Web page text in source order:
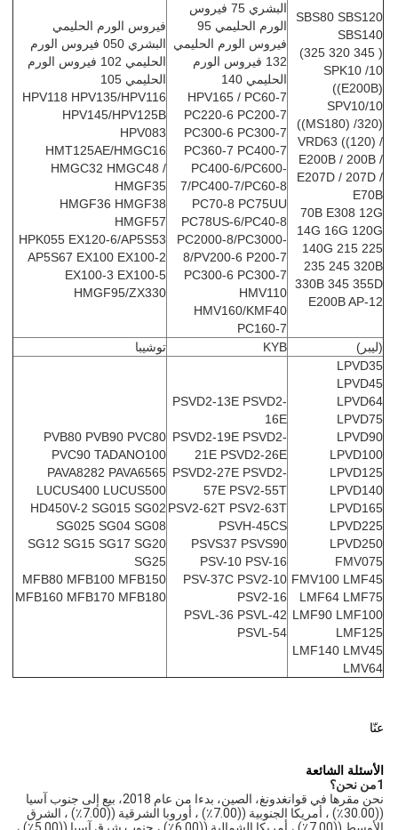
SBS80 SBS120
SBS140
( 345 320 325)
SPK10 /10
((E200B)
SPV10/10
((MS180) /320)
VRD63 ((120) /
E200B / 200B /
E207D / 207D /
E70B
70B E308 12G
14G 16G 120G
140G 215 225
235 245 320B
330B 345 355D
E200B AP-12
البشري 75 فيروس
الورم الحليمي 95
فيروس الورم الحليمي
132 فيروس الورم
الحليمي 140
HPV165 / PC60-7
PC220-6 PC200-7
PC300-6 PC300-7
PC360-7 PC400-7
PC400-6/PC600-
7/PC400-7/PC60-8
PC70-8 PC75UU
PC78US-6/PC40-8
PC2000-8/PC3000-
8/PV200-6 P200-7
PC300-6 PC300-7
HMV110
HMV160/KMF40
PC160-7
فيروس الورم الحليمي
البشري 050 فيروس الورم
الحليمي 102 فيروس الورم
الحليمي 105
HPV118 HPV135/HPV116
HPV145/HPV125B
HPV083
HMT125AE/HMGC16
HMGC32 HMGC48 /
HMGF35
HMGF36 HMGF38
HMGF57
HPK055 EX120-6/AP5S53
AP5S67 EX100 EX100-2
EX100-3 EX100-5
HMGF95/ZX330
(ليبر) KYB
توشيبا
LPVD35
LPVD45
LPVD64
LPVD75
LPVD90
LPVD100
LPVD125
LPVD140
LPVD165
LPVD225
LPVD250
FMV075
FMV100 LMF45
LMF64 LMF75
LMF90 LMF100
LMF125
LMF140 LMV45
LMV64
PSVD2-13E PSVD2-
16E
PSVD2-19E PSVD2-
21E PSVD2-26E
PSVD2-27E PSVD2-
57E PSV2-55T
PSV2-62T PSV2-63T
PSVH-45CS
PSVS37 PSVS90
PSV-10 PSV-16
PSV-37C PSV2-10
PSV2-16
PSVL-36 PSVL-42
PSVL-54
PVB80 PVB90 PVC80
PVC90 TADANO100
PAVA8282 PAVA6565
LUCUS400 LUCUS500
HD450V-2 SG015 SG02
SG025 SG04 SG08
SG12 SG15 SG17 SG20
SG25
MFB80 MFB100 MFB150
MFB160 MFB170 MFB180
عنّا
الأسئلة الشائعة
نحن مقرها في قوانغدونغ، الصين، بدءا من عام 2018، بيع إلى جنوب آسيا
((30.00٪) ، أمريكا الجنوبية ((7.00٪) ، أوروبا الشرقية ((7.00٪) ، الشرق